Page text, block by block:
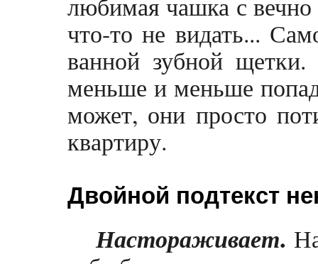
что-то не видать...
ванной зуб­ной
меньше и меньше
может, они просто
квартиру.
Двойной подтекст
Настораживает.